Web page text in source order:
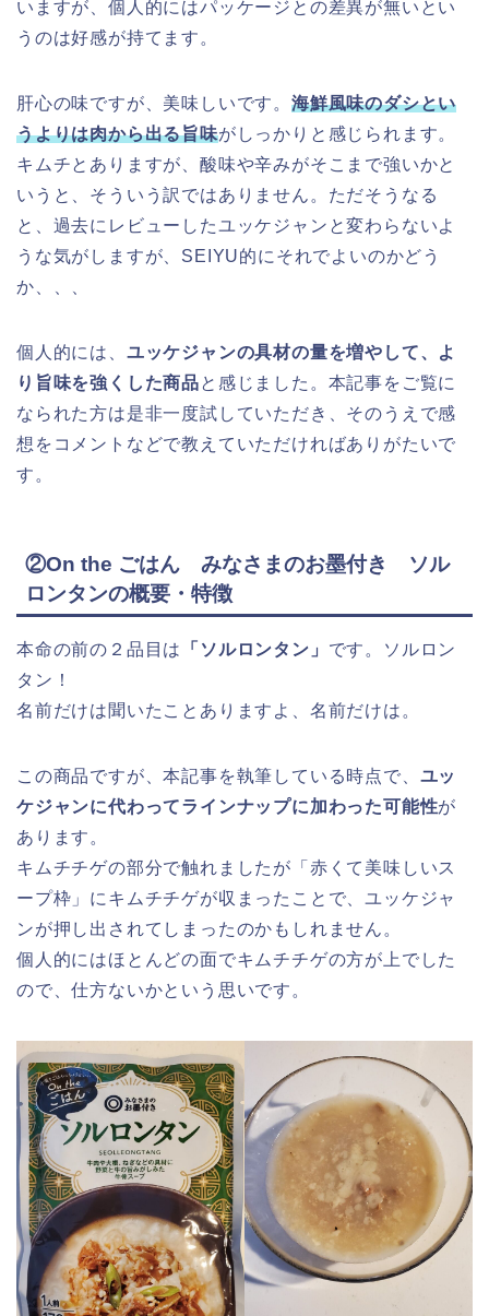
いますが、個人的にはパッケージとの差異が無いとい
うのは好感が持てます。
肝心の味ですが、美味しいです。 海鮮風味のダシとい
うよりは肉から出る旨味がしっかりと感じられます。
キムチとありますが、酸味や辛みがそこまで強いかと
いうと、そういう訳ではありません。ただそうなる
と、過去にレビューしたユッケジャンと変わらないよ
うな気がしますが、SEIYU的にそれでよいのかどう
か、、、
個人的には、 ユッケジャンの具材の量を増やして、よ
り旨味を強くした商品と感じました。本記事をご覧に
なられた方は是非一度試していただき、そのうえで感
想をコメントなどで教えていただければありがたいで
す。
②On the ごはん みなさまのお墨付き ソル
ロンタンの概要・特徴
本命の前の２品目は 「ソルロンタン」 です。ソルロン
タン！
名前だけは聞いたことありますよ、名前だけは。
この商品ですが、本記事を執筆している時点で、 ユッ
ケジャンに代わってラインナップに加わった可能性が
あります。
キムチチゲの部分で触れましたが「赤くて美味しいス
ープ枠」にキムチチゲが収まったことで、ユッケジャ
ンが押し出されてしまったのかもしれません。
個人的にはほとんどの面でキムチチゲの方が上でした
ので、仕方ないかという思いです。